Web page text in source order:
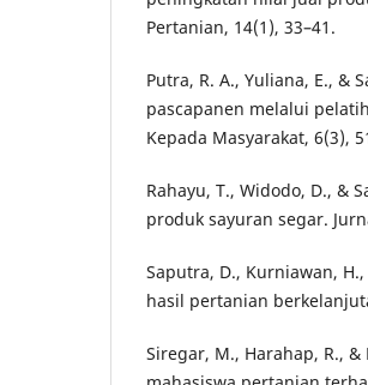
Pertanian, 14(1), 33–41.
Putra, R. A., Yuliana, E., &
pascapanen melalui
Kepada Masyarakat, 6(3),
Rahayu, T., Widodo, D., &
produk sayuran segar.
Saputra, D., Kurniawan,
hasil pertanian
Siregar, M., Harahap, R.,